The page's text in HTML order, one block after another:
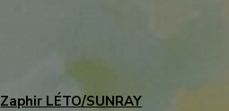
Zaphir LÉTO/SUNRAY